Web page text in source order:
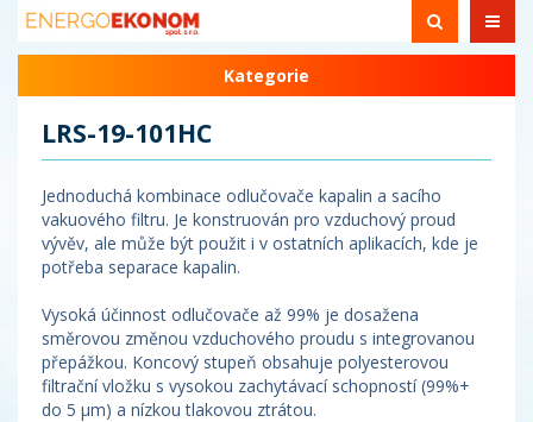
Kategorie
LRS-19-101HC
Jednoduchá kombinace odlučovače kapalin a sacího
vakuového filtru. Je konstruován pro vzduchový proud
vývěv, ale může být použit i v ostatních aplikacích, kde je
potřeba separace kapalin.
Vysoká účinnost odlučovače až 99% je dosažena
směrovou změnou vzduchového proudu s integrovanou
přepážkou. Koncový stupeň obsahuje polyesterovou
filtrační vložku s vysokou zachytávací schopností (99%+
do 5 µm) a nízkou tlakovou ztrátou.